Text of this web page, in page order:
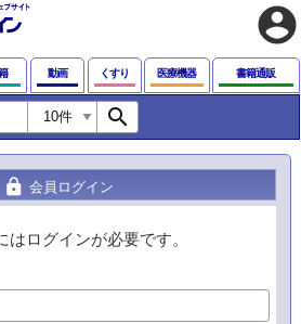
account_circle
動画 くすり 医療機器 書籍通販
search
lock 会員ログイン
はログインが必要です。